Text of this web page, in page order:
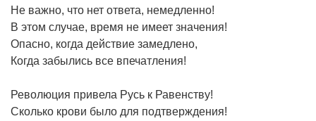
Не важно, что нет ответа, немедленно!
В этом случае, время не имеет значения!
Опасно, когда действие замедлено,
Когда забылись все впечатления!
Революция привела Русь к Равенству!
Сколько крови было для подтверждения!